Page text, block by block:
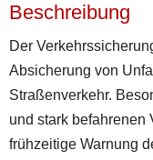
Beschreibung
Der
Absicherung von
Straßenverkehr.
und stark befahrenen
frühzeitige Warnung